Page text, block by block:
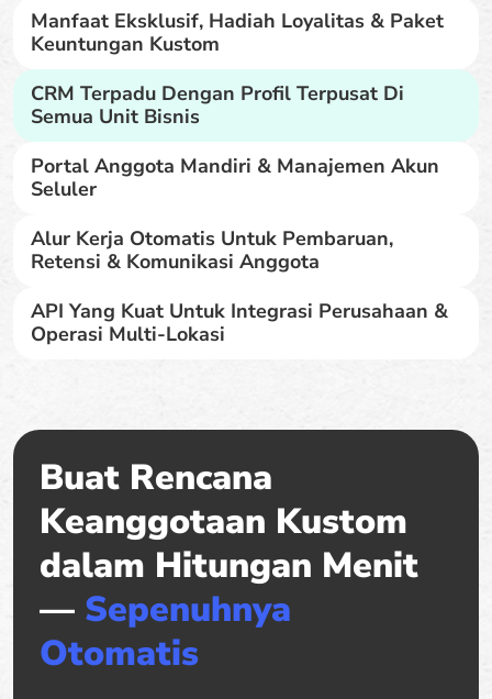
Manfaat Eksklusif, Hadiah Loyalitas & Paket
Keuntungan Kustom
CRM Terpadu Dengan Profil Terpusat Di
Semua Unit Bisnis
Portal Anggota Mandiri & Manajemen Akun
Seluler
Alur Kerja Otomatis Untuk Pembaruan,
Retensi & Komunikasi Anggota
API Yang Kuat Untuk Integrasi Perusahaan &
Operasi Multi-Lokasi
Buat Rencana
Keanggotaan Kustom
dalam Hitungan Menit
— Sepenuhnya
Otomatis